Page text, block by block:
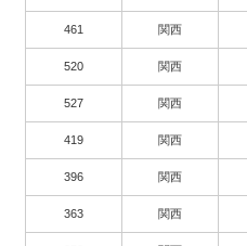
461 関西
520 関西
527 関西
419 関西
396 関西
363 関西